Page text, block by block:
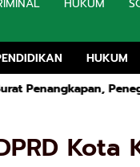
HUKUM
hukum
Kota